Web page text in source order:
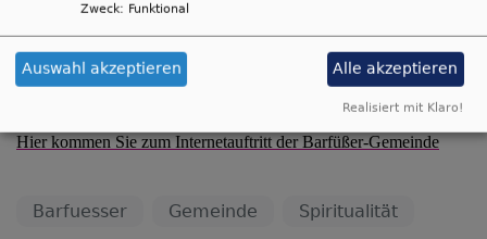
in der musikalischen Ausgestaltung von Gottesdiensten und
Hier kommen Sie zum Internetauftritt der Barfüßer-Gemeinde
Barfuesser Gemeinde Spiritualität
Zweck: Funktional
Auswahl akzeptieren Alle akzeptieren
Realisiert mit Klaro!